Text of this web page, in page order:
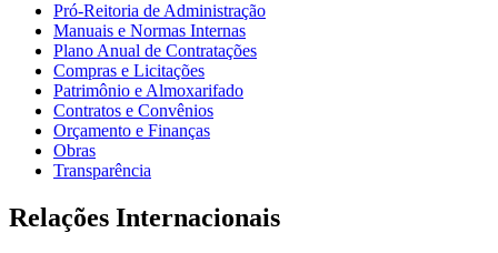
Pró-Reitoria de Administração
Manuais e Normas Internas
Plano Anual de Contratações
Compras e Licitações
Patrimônio e Almoxarifado
Contratos e Convênios
Orçamento e Finanças
Obras
Transparência
Relações Internacionais